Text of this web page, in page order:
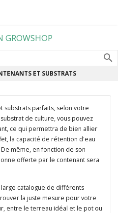

ET SUBSTRATS
substrats parfaits, selon votre
de culture, vous pouvez
ce qui permettra de bien allier
la capacité de rétention d'eau
même, en fonction de son
offerte par le contenant sera
catalogue de différents
la juste mesure pour votre
entre le terreau idéal et le pot ou